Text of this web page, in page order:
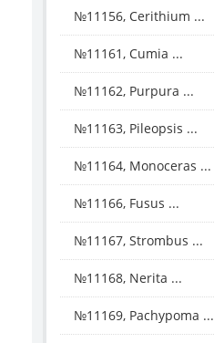
№11156, Cerithium ...
№11161, Cumia ...
№11162, Purpura ...
№11163, Pileopsis ...
№11164, Monoceras ...
№11166, Fusus ...
№11167, Strombus ...
№11168, Nerita ...
№11169, Pachypoma ...